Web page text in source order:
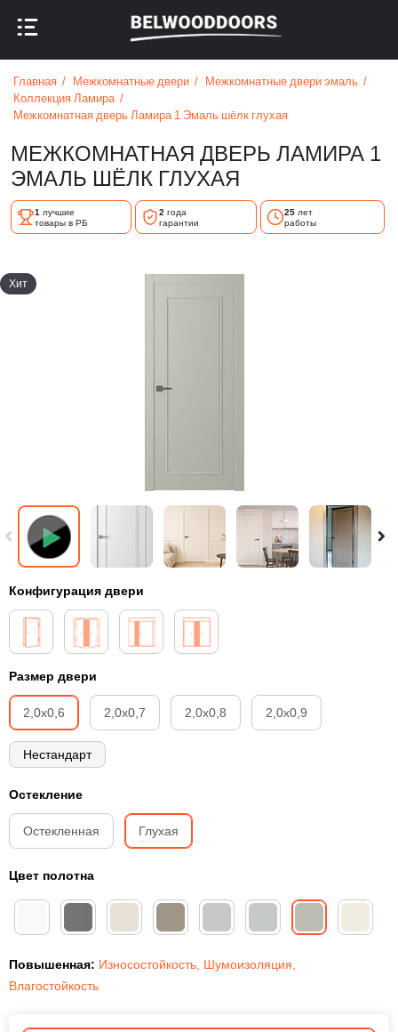
НАЗАД В МЕНЮ
НАЗАД В МЕНЮ
Главная Межкомнатные двери
Межкомнатные двери эмаль
Коллекция Ламира
Межкомнатная дверь Ламира 1 Эмаль шёлк глухая
МЕЖКОМНАТНАЯ ДВЕРЬ ЛАМИРА 1
ЭМАЛЬ ШЁЛК ГЛУХАЯ
1 лучшие
товары в РБ
2 года
гарантии
25лет
работы
Хит
Конфигурация двери
Размер двери
2,0х0,6 2,0х0,7 2,0х0,8 2,0х0,9
Нестандарт
Остекление
Остекленная Глухая
Цвет полотна
Повышенная: Износостойкость, Шумоизоляция,
Влагостойкость